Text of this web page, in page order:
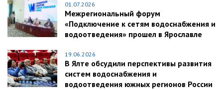
01.07.2026
Межрегиональный форум
«Подключение к сетям водоснабжения и
водоотведения» прошел в Ярославле
19.06.2026
В Ялте обсудили перспективы развития
систем водоснабжения и
водоотведения южных регионов России